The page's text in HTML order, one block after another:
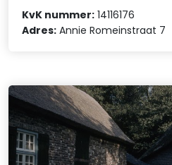
KvK nummer: 14116176
Adres: Annie Romeinstraat 7